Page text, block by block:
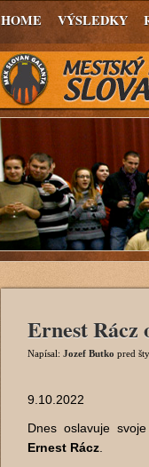
HOME VÝSLEDKY
Ernest Rácz
Napísal: Jozef Butko pred
9.10.2022
Dnes oslavuje
Ernest Rácz